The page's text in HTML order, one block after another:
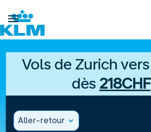

Vols de Zurich
dès 218CHF
Aller-retour expand_more